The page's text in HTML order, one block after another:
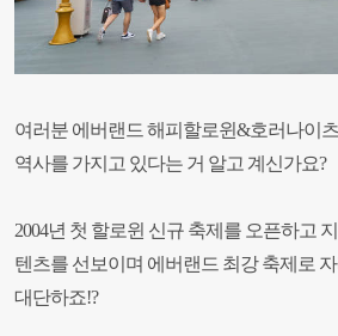
여러분 에버랜드 해피할로윈&호러나이
역사를 가지고 있다는 거 알고 계신가요?
2004년 첫 할로윈 신규 축제를 오픈하고
텐츠를 선보이며 에버랜드 최강 축제로
대단하죠!?